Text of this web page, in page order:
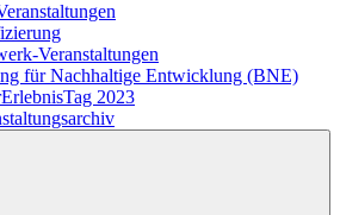
Veranstaltungen
für Nachhaltige Entwicklung (BNE)
2023